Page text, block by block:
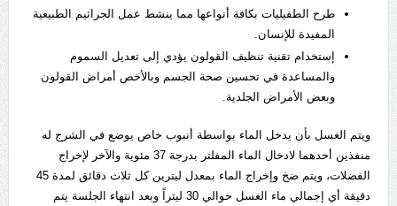
طرح الطفيليات بكافة أنواعها مما ينشط عمل الجراثيم الطبيعية
المفيدة للإنسان.
إستخدام تقنية تنظيف القولون يؤدي إلى تعديل السموم
والمساعدة في تحسين صحة الجسم وبالأخص أمراض القولون
وبعض الأمراض الجلدية.
ويتم الغسل بأن يدخل الماء بواسطة أنبوب خاص يوضع في الشرج له
منفذين أحدهما لادخال الماء المفلتر بدرجة 37 مئوية والآخر لإخراج
الفضلات، ويتم ضخ وإخراج الماء بمعدل ليترين كل ثلاث دقائق لمدة 45
دقيقة أي إجمالي ماء الغسل حوالي 30 ليتراً وبعد انتهاء الجلسة يتم